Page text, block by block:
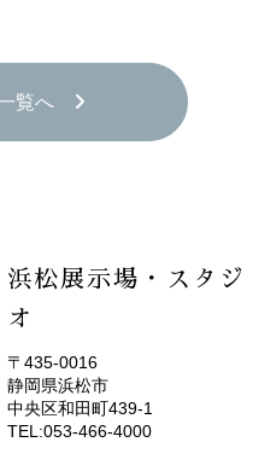
覧へ
浜松展示場・スタジ
オ
(EMOTOP浜松)
〒435-0016
静岡県浜松市
中央区和田町439-1
TEL:053-466-4000